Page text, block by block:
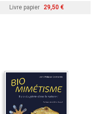
Livre papier 29,50 €